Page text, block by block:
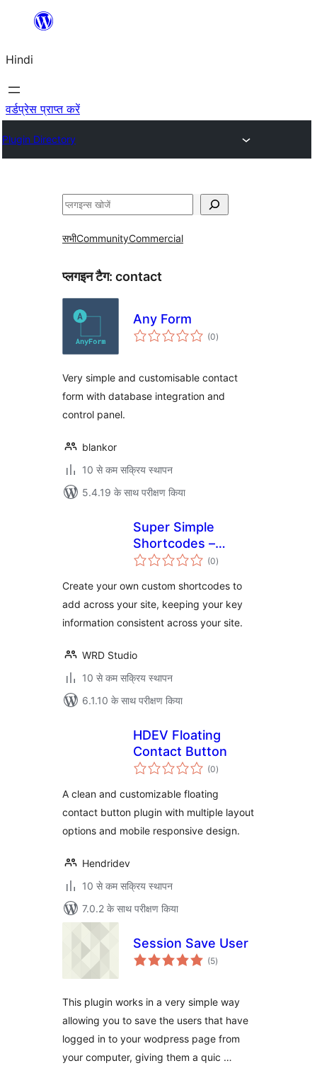
सामग्री
जाएं
Hindi
वर्डप्रेस प्राप्त करें
Plugin Directory
खोजें
सभीCommunityCommercial
प्लगइन टैग: contact
Any Form
(0कुल
दर)
Very simple and customisable contact
form with database integration and
control panel.
blankor
10 से कम सक्रिय स्थापन
5.4.19 के साथ परीक्षण किया
Super Simple
Shortcodes –
Create your own
Shortcodes for
Contact Info &
More
(0कुल
दर)
Create your own custom shortcodes to
add across your site, keeping your key
information consistent across your site.
WRD Studio
10 से कम सक्रिय स्थापन
6.1.10 के साथ परीक्षण किया
HDEV Floating
Contact Button
(0कुल
दर)
A clean and customizable floating
contact button plugin with multiple layout
options and mobile responsive design.
Hendridev
10 से कम सक्रिय स्थापन
7.0.2 के साथ परीक्षण किया
Session Save User
(5कुल
दर)
This plugin works in a very simple way
allowing you to save the users that have
logged in to your wodpress page from
your computer, giving them a quic …